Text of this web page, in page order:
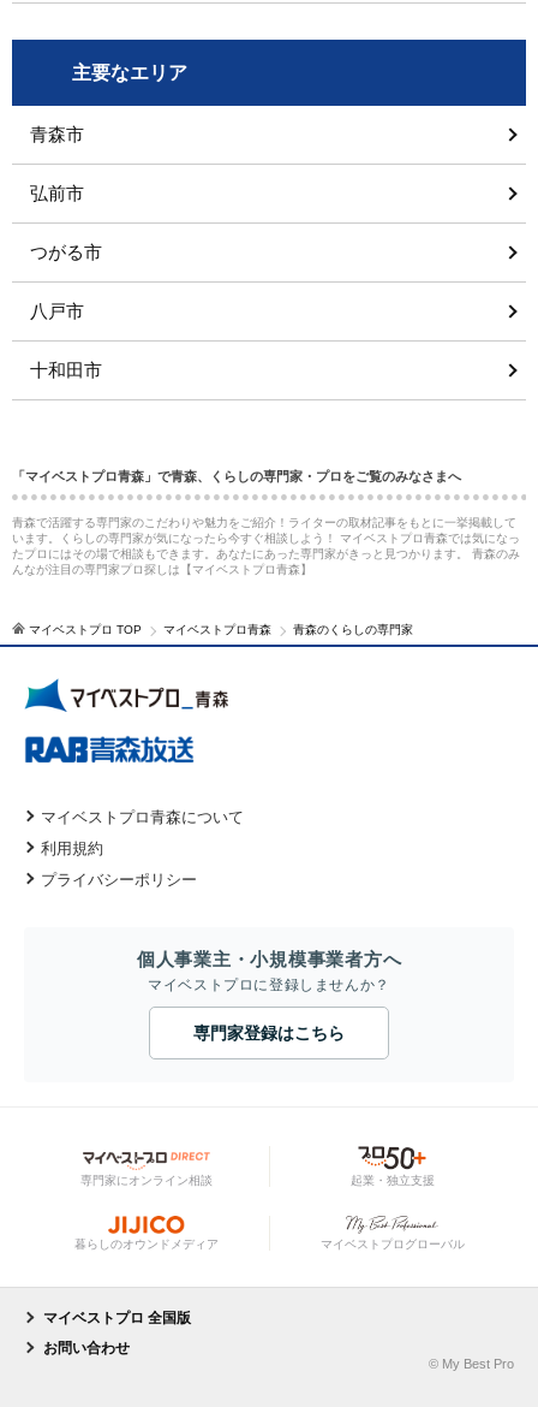
主要なエリア
青森市
弘前市
つがる市
八戸市
十和田市
「マイベストプロ青森」で青森、くらしの専門家・プロをご覧のみなさまへ
青森で活躍する専門家のこだわりや魅力をご紹介！ライターの取材記事をもとに一挙掲載して
います。くらしの専門家が気になったら今すぐ相談しよう！ マイベストプロ青森では気になっ
たプロにはその場で相談もできます。あなたにあった専門家がきっと見つかります。 青森のみ
んなが注目の専門家プロ探しは【マイベストプロ青森】
マイベストプロ TOP マイベストプロ青森 青森のくらしの専門家
マイベストプロ青森について
利用規約
プライバシーポリシー
個人事業主・小規模事業者方へ
マイベストプロに登録しませんか？
専門家登録はこちら
専門家にオンライン相談 起業・独立支援
暮らしのオウンドメディア マイベストプログローバル
マイベストプロ 全国版
お問い合わせ
© My Best Pro